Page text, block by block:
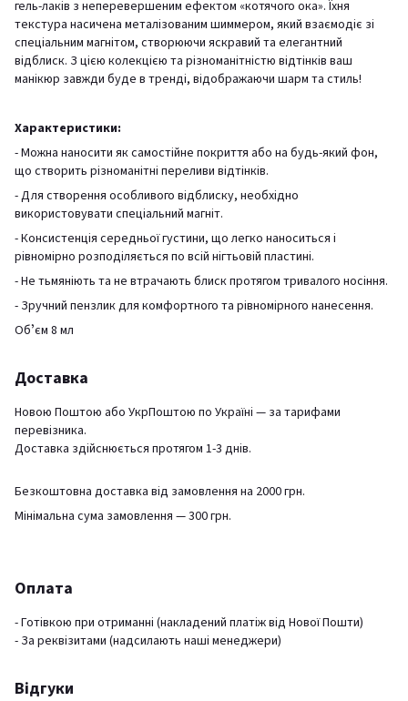
гель-лаків з неперевершеним ефектом «котячого ока». Їхня
текстура насичена металізованим шиммером, який взаємодіє зі
спеціальним магнітом, створюючи яскравий та елегантний
відблиск. З цією колекцією та різноманітністю відтінків ваш
манікюр завжди буде в тренді, відображаючи шарм та стиль!
Характеристики:
- Можна наносити як самостійне покриття або на будь-який фон,
що створить різноманітні переливи відтінків.
- Для створення особливого відблиску, необхідно
використовувати спеціальний магніт.
- Консистенція середньої густини, що легко наноситься і
рівномірно розподіляється по всій нігтьовій пластині.
- Не тьмяніють та не втрачають блиск протягом тривалого носіння.
- Зручний пензлик для комфортного та рівномірного нанесення.
Обʼєм 8 мл
Доставка
Новою Поштою або УкрПоштою по Україні — за тарифами
перевізника.
Доставка здійснюється протягом 1-3 днів.
Безкоштовна доставка від замовлення на 2000 грн.
Мінімальна сума замовлення — 300 грн.
Оплата
- Готівкою при отриманні (накладений платіж від Нової Пошти)
- За реквізитами (надсилають наші менеджери)
Відгуки